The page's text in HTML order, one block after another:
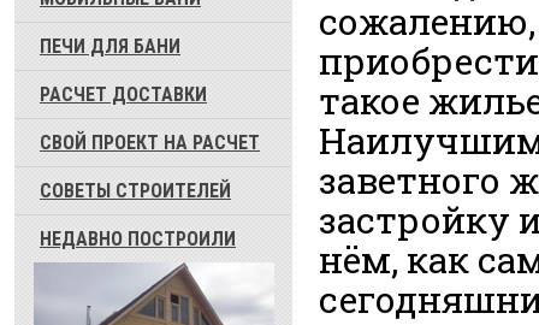
ПЕЧИ ДЛЯ БАНИ
РАСЧЕТ ДОСТАВКИ
СВОЙ ПРОЕКТ НА РАСЧЕТ
СОВЕТЫ СТРОИТЕЛЕЙ
НЕДАВНО ПОСТРОИЛИ
такое
Наилучшим
заветного
застройку
нём, как